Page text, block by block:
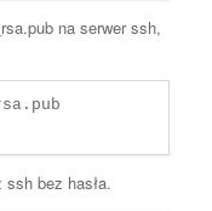
na serwer ssh,
bez hasła.